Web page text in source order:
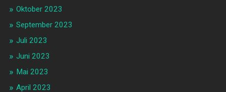
Oktober 2023
September 2023
Juli 2023
Juni 2023
Mai 2023
April 2023